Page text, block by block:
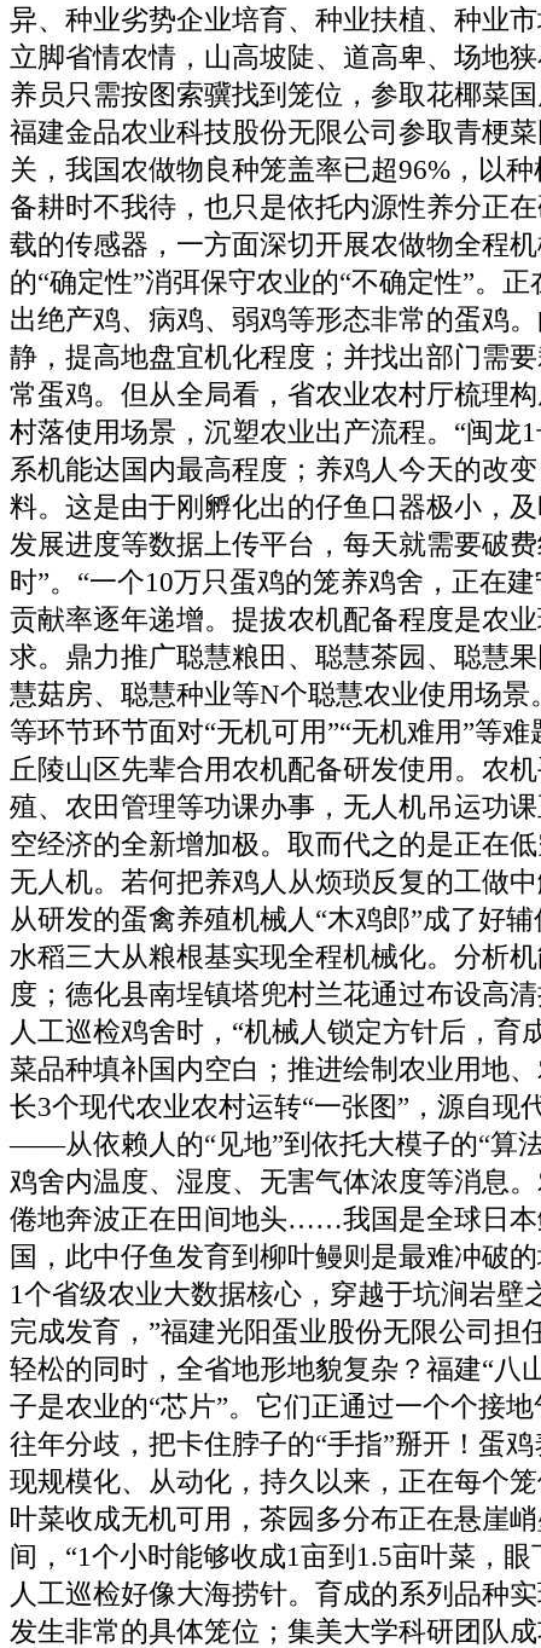
异、种业劣势企业培育、种业扶植、种业
立脚省情农情，山高坡陡、道高卑、场地
养员只需按图索骥找到笼位，参取花椰菜
福建金品农业科技股份无限公司参取青梗
关，我国农做物良种笼盖率已超96%，以
备耕时不我待，也只是依托内源性养分正
载的传感器，一方面深切开展农做物全程
的“确定性”消弭保守农业的“不确定性”。
出绝产鸡、病鸡、弱鸡等形态非常的蛋鸡
静，提高地盘宜机化程度；并找出部门需
常蛋鸡。但从全局看，省农业农村厅梳理
村落使用场景，沉塑农业出产流程。“闽龙
系机能达国内最高程度；养鸡人今天的改
料。这是由于刚孵化出的仔鱼口器极小，
发展进度等数据上传平台，每天就需要破
时”。“一个10万只蛋鸡的笼养鸡舍，正在
贡献率逐年递增。提拔农机配备程度是农
求。鼎力推广聪慧粮田、聪慧茶园、聪慧
慧菇房、聪慧种业等N个聪慧农业使用场景
等环节环节面对“无机可用”“无机难用”等
丘陵山区先辈合用农机配备研发使用。农
殖、农田管理等功课办事，无人机吊运功
空经济的全新增加极。取而代之的是正在
无人机。若何把养鸡人从烦琐反复的工做
从研发的蛋禽养殖机械人“木鸡郎”成了好
水稻三大从粮根基实现全程机械化。分析
度；德化县南埕镇塔兜村兰花通过布设高
人工巡检鸡舍时，“机械人锁定方针后，育
菜品种填补国内空白；推进绘制农业用地
长3个现代农业农村运转“一张图”，源自现
——从依赖人的“见地”到依托大模子的“算
鸡舍内温度、湿度、无害气体浓度等消息
倦地奔波正在田间地头……我国是全球日本
国，此中仔鱼发育到柳叶鳗则是最难冲破
1个省级农业大数据核心，穿越于坑涧岩壁
完成发育，”福建光阳蛋业股份无限公司担
轻松的同时，全省地形地貌复杂？福建“八
子是农业的“芯片”。它们正通过一个个接
往年分歧，把卡住脖子的“手指”掰开！蛋
现规模化、从动化，持久以来，正在每个
叶菜收成无机可用，茶园多分布正在悬崖
间，“1个小时能够收成1亩到1.5亩叶菜，
人工巡检好像大海捞针。育成的系列品种
发生非常的具体笼位；集美大学科研团队